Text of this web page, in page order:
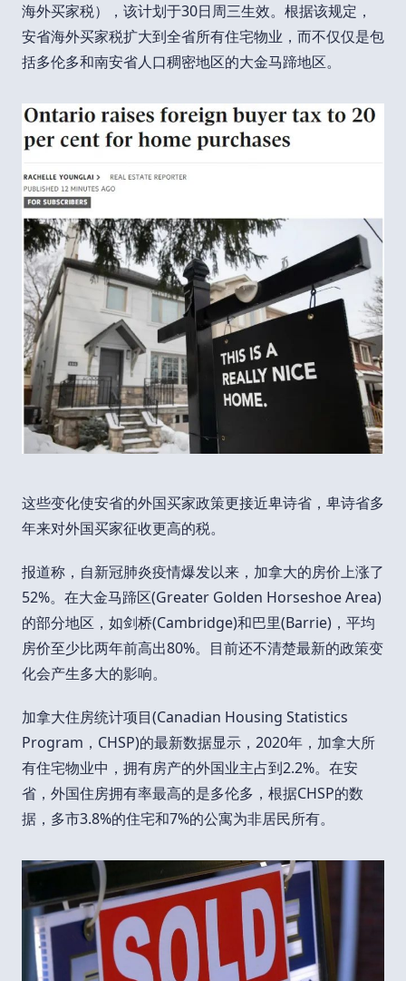
海外买家税），该计划于30日周三生效。根据该规定，
安省海外买家税扩大到全省所有住宅物业，而不仅仅是包
括多伦多和南安省人口稠密地区的大金马蹄地区。
这些变化使安省的外国买家政策更接近卑诗省，卑诗省多
年来对外国买家征收更高的税。
报道称，自新冠肺炎疫情爆发以来，加拿大的房价上涨了
52%。在大金马蹄区(Greater Golden Horseshoe Area)
的部分地区，如剑桥(Cambridge)和巴里(Barrie)，平均
房价至少比两年前高出80%。目前还不清楚最新的政策变
化会产生多大的影响。
加拿大住房统计项目(Canadian Housing Statistics
Program，CHSP)的最新数据显示，2020年，加拿大所
有住宅物业中，拥有房产的外国业主占到2.2%。在安
省，外国住房拥有率最高的是多伦多，根据CHSP的数
据，多市3.8%的住宅和7%的公寓为非居民所有。